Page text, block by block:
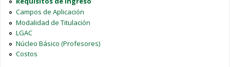
Campos de Aplicación
Modalidad de Titulación
LGAC
Núcleo Básico (Profesores)
Costos